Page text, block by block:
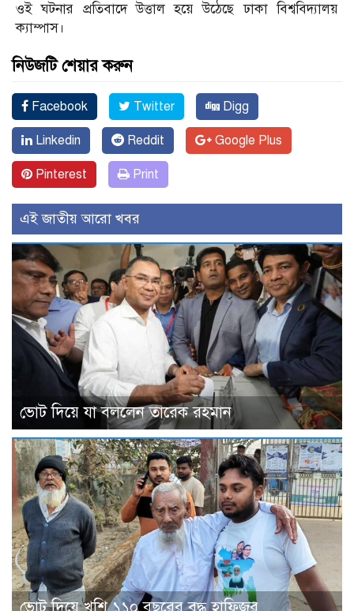
ওই ঘটনার প্রতিবাদে উত্তাল হয়ে উঠেছে ঢাকা বিশ্ববিদ্যালয়
ক্যাম্পাস।
নিউজটি শেয়ার করুন
Facebook Twitter Digg
Linkedin Reddit Google Plus
Pinterest Print
এই জাতীয় আরো খবর
ভােট দিয়ে যা বললেন তারেক রহমান